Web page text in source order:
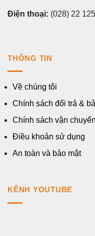
Điện thoại: (028) 22
THÔNG TIN
Về chúng tôi
Chính sách đổi trả &
Chính sách vận chuyển
Điều khoản sử dụng
An toàn và bảo mật
KÊNH YOUTUBE